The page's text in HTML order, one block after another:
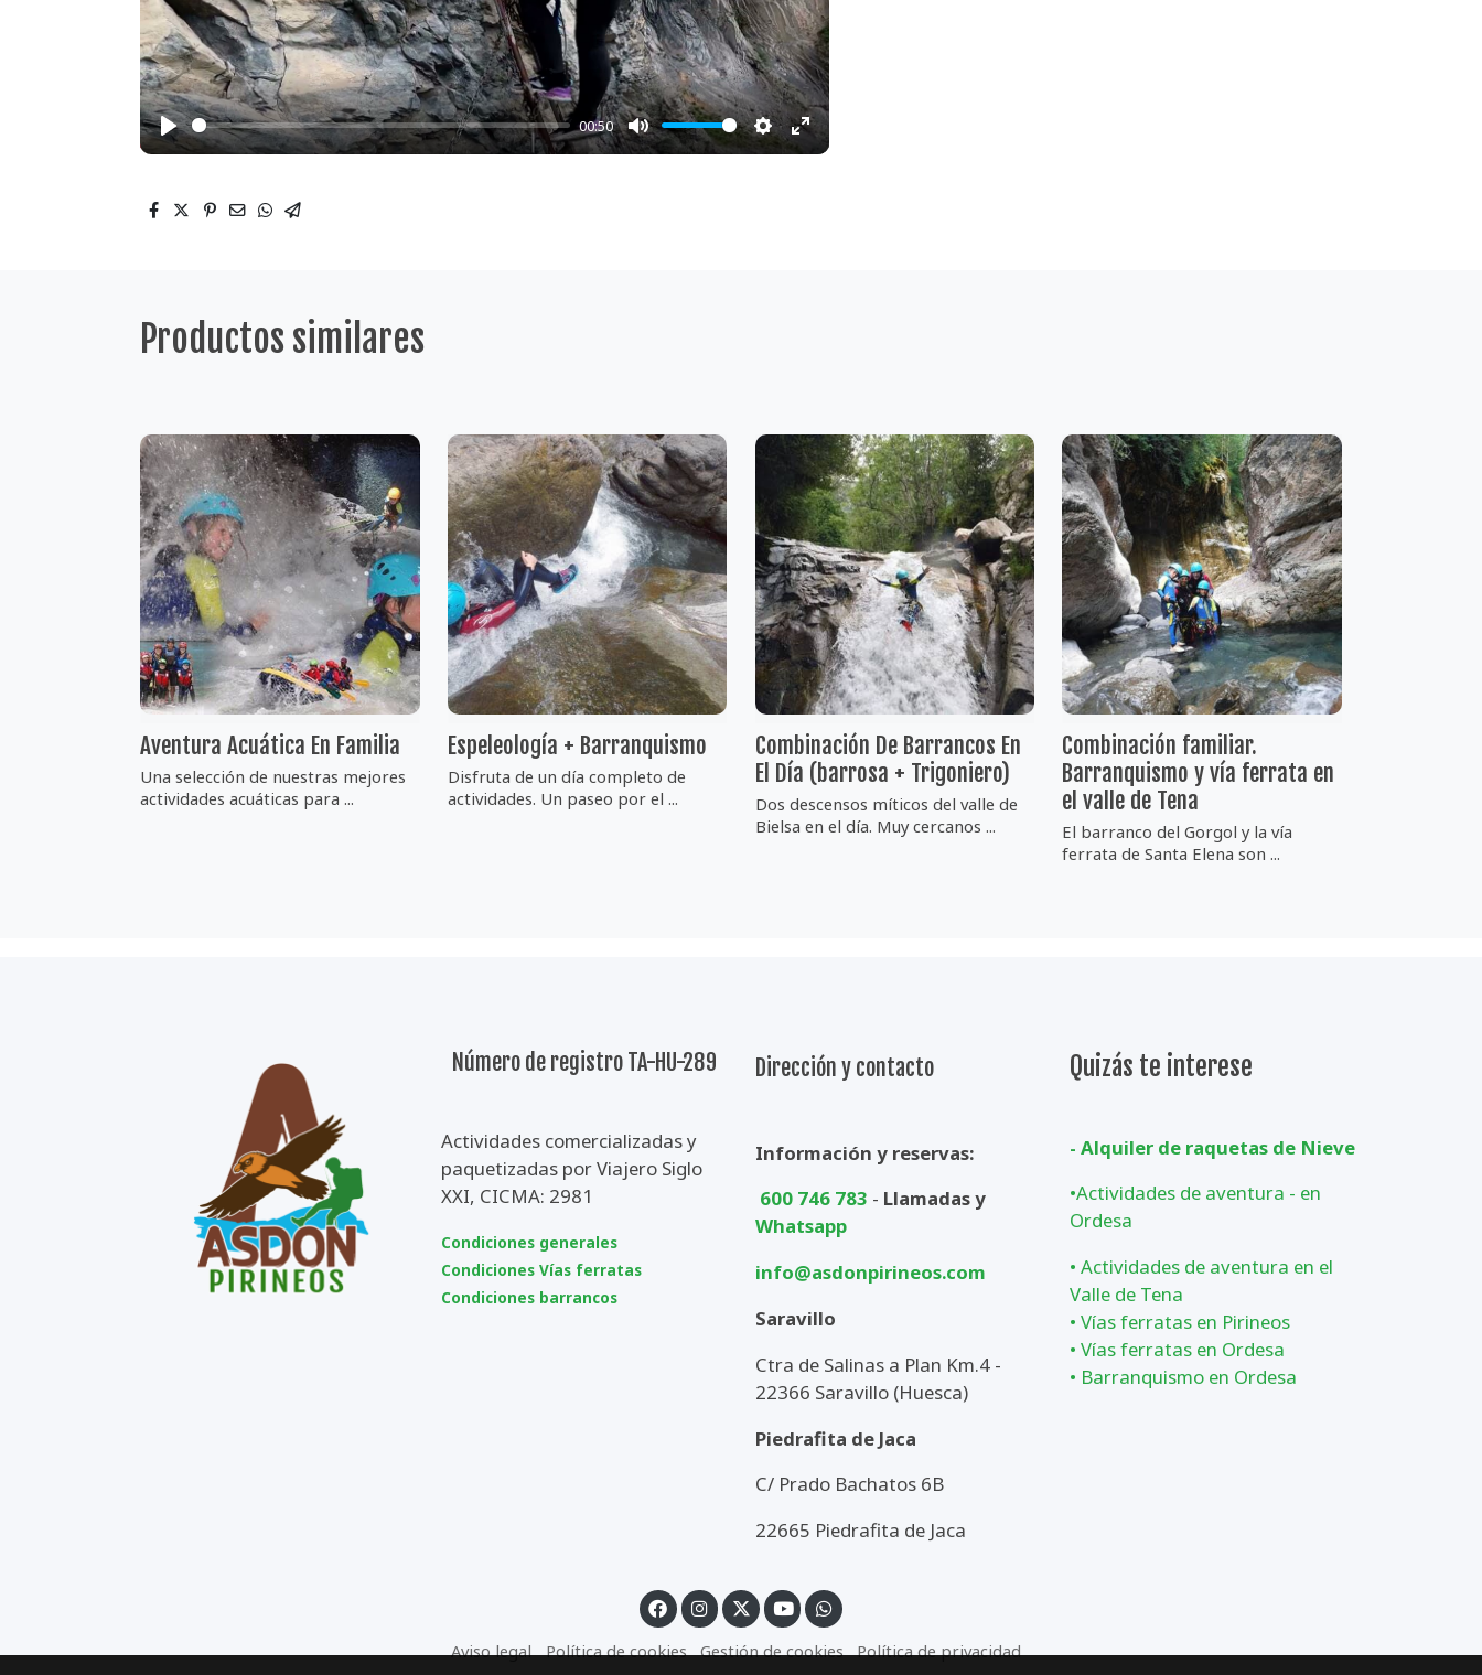
Play
00:50
Mute Settings
Enter
Productos similares
Aventura Acuática En Familia
Una selección de nuestras mejores
actividades acuáticas para ...
Espeleología + Barranquismo
Disfruta de un día completo de
actividades. Un paseo por el ...
Combinación De Barrancos En
El Día (barrosa + Trigoniero)
Dos descensos míticos del valle de
Bielsa en el día. Muy cercanos ...
Combinación familiar.
Barranquismo y vía ferrata en
el valle de Tena
El barranco del Gorgol y la vía
ferrata de Santa Elena son ...
Número de registro TA-HU-289
Actividades comercializadas y
paquetizadas por Viajero Siglo
XXI, CICMA: 2981
Condiciones generales
Condiciones Vías ferratas
Condiciones barrancos
Dirección y contacto
Información y reservas:
600 746 783 - Llamadas y
Whatsapp
info@asdonpirineos.com
Saravillo
Ctra de Salinas a Plan Km.4 -
22366 Saravillo (Huesca)
Piedrafita de Jaca
C/ Prado Bachatos 6B
22665 Piedrafita de Jaca
Quizás te interese
- Alquiler de raquetas de Nieve
•Actividades de aventura - en
Ordesa
• Actividades de aventura en el
Valle de Tena
• Vías ferratas en Pirineos
• Vías ferratas en Ordesa
• Barranquismo en Ordesa
Aviso legal Política de cookies Gestión de cookies Política de privacidad